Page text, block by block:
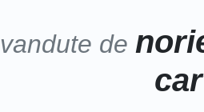
vandute de